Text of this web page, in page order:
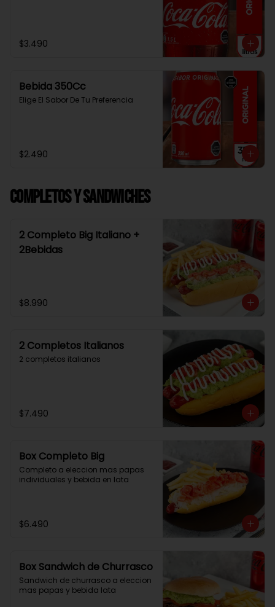
$3.490
Bebida 350Cc
Elige El Sabor De Tu Preferencia
$2.490
Completos y Sandwiches
2 Completo Big Italiano +
2Bebidas
$8.990
2 Completos Italianos
2 completos italianos
$7.490
Box Completo Big
Completo a eleccion mas papas
individuales y bebida en lata
$6.490
Box Sandwich de Churrasco
Sandwich de churrasco a eleccion
mas papas y bebida lata